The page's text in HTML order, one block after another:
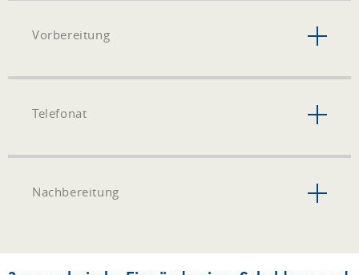
Vorbereitung
Telefonat
Nachbereitung